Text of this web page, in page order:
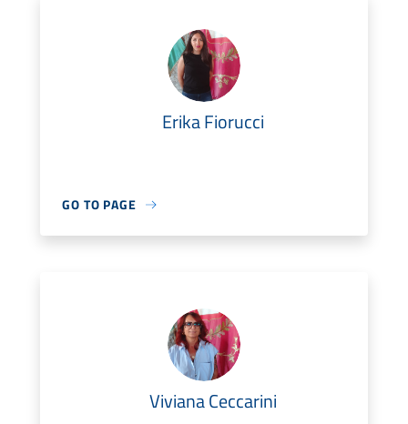
Erika Fiorucci
GO TO PAGE
Viviana Ceccarini